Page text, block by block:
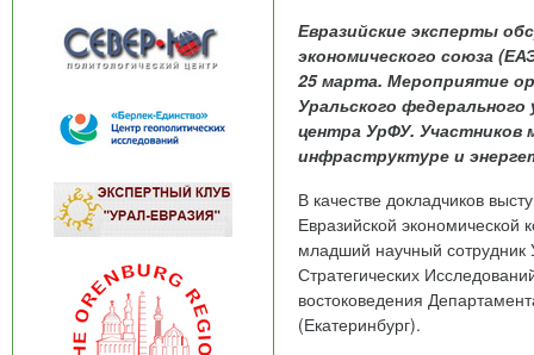
Евразийские эксперты
экономического союза
25 марта. Мероприятие
Уральского
центра УрФУ. Участников
инфраструктуре и
В качестве докладчиков
Евразийской
младший научный сотрудник
Стратегических
востоковедения
(Екатеринбург).